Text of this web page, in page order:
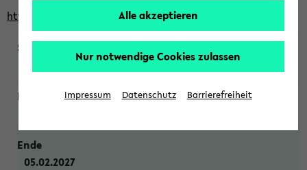
https://ekvv.uni-bielefeld.de/ws/calendar?vz
WiSe 2026/2027
05.02.2027
Alle akzeptieren
Nur notwendige Cookies zulassen
Impressum Datenschutz Barrierefreiheit